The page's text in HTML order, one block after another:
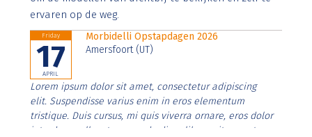
ervaren op de weg.
Friday
17
APRIL
Morbidelli Opstapdagen 2026
Amersfoort (UT)
Lorem ipsum dolor sit amet, consectetur adipiscing
elit. Suspendisse varius enim in eros elementum
tristique. Duis cursus, mi quis viverra ornare, eros dolor
interdum nulla, ut commodo diam libero vitae erat.